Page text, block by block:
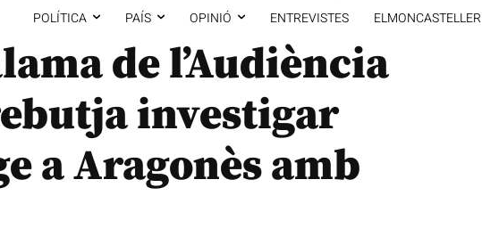
POLÍTICA PAÍS OPINIÓ ENTREVISTES ELMONCASTELLER
de l’Audiència
investigar
a Aragonès amb